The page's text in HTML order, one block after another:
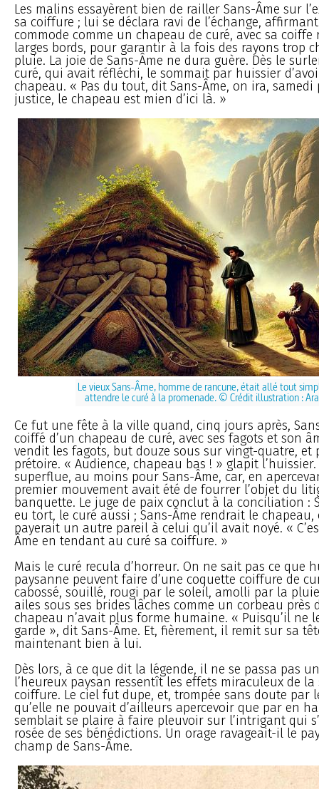
Les malins essayèrent bien de railler Sans-Âme sur
sa coiffure ; lui se déclara ravi de l’échange,
commode comme un chapeau de curé, avec sa coiffe
larges bords, pour garantir à la fois des rayons trop
pluie. La joie de Sans-Âme ne dura guère. Dès le
curé, qui avait réfléchi, le sommait par huissier
chapeau. « Pas du tout, dit Sans-Âme, on ira, samedi
justice, le chapeau est mien d’ici là. »
Le vieux Sans-Âme, homme de rancune, était allé tout
attendre le curé à la promenade. © Crédit illustration :
Ce fut une fête à la ville quand, cinq jours après,
coiffé d’un chapeau de curé, avec ses fagots et son
vendit les fagots, but douze sous sur vingt-quatre, et
prétoire. « Audience, chapeau bas ! » glapit
superflue, au moins pour Sans-Âme, car, en
premier mouvement avait été de fourrer l’objet du
banquette. Le juge de paix conclut à la conciliation :
eu tort, le curé aussi ; Sans-Âme rendrait le
payerait un autre pareil à celui qu’il avait noyé. «
Âme en tendant au curé sa coiffure. »
Mais le curé recula d’horreur. On ne sait pas ce que
paysanne peuvent faire d’une coquette coiffure de
cabossé, souillé, rougi par le soleil, amolli par la
ailes sous ses brides lâches comme un corbeau près
chapeau n’avait plus forme humaine. « Puisqu’il ne
garde », dit Sans-Âme. Et, fièrement, il remit sur sa
maintenant bien à lui.
Dès lors, à ce que dit la légende, il ne se passa pas
l’heureux paysan ressentît les effets miraculeux de
coiffure. Le ciel fut dupe, et, trompée sans doute par
qu’elle ne pouvait d’ailleurs apercevoir que par en
semblait se plaire à faire pleuvoir sur l’intrigant qui
rosée de ses bénédictions. Un orage ravageait-il le
champ de Sans-Âme.